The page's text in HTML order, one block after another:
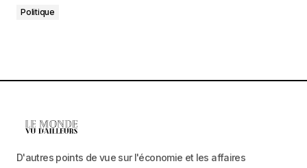
Politique
D'autres points de vue sur l'économie et les affaires